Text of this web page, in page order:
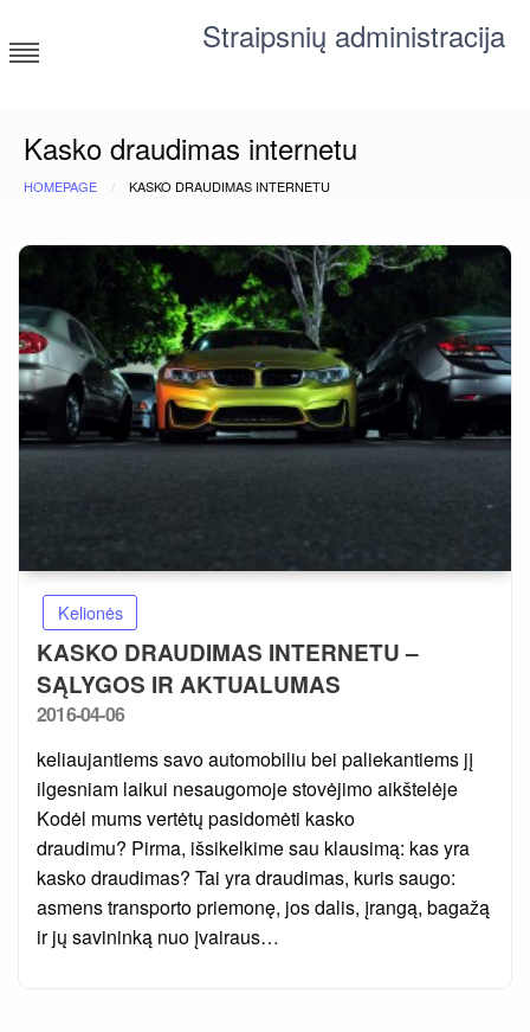
to
content
Straipsnių administracija
Kasko draudimas internetu
HOMEPAGE KASKO DRAUDIMAS INTERNETU
Kelionės
KASKO DRAUDIMAS INTERNETU –
SĄLYGOS IR AKTUALUMAS
Posted
2016-04-06
keliaujantiems savo automobiliu bei paliekantiems jį
ilgesniam laikui nesaugomoje stovėjimo aikštelėje
Kodėl mums vertėtų pasidomėti kasko
draudimu? Pirma, išsikelkime sau klausimą: kas yra
kasko draudimas? Tai yra draudimas, kuris saugo:
asmens transporto priemonę, jos dalis, įrangą, bagažą
ir jų savininką nuo įvairaus…